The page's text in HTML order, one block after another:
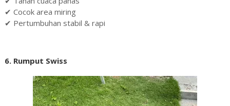
✔ Cocok area miring
✔ Pertumbuhan stabil & rapi
6. Rumput Swiss